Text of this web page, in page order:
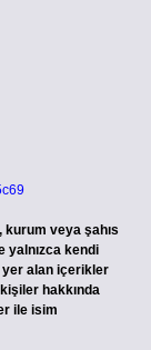
veya şahıs
yalnızca kendi
yer alan içerikler
hakkında
ile isim